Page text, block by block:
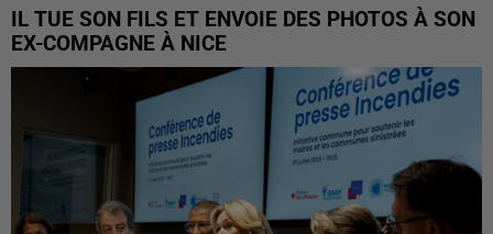
IL TUE SON FILS ET ENVOIE DES PHOTOS À SON
EX-COMPAGNE À NICE